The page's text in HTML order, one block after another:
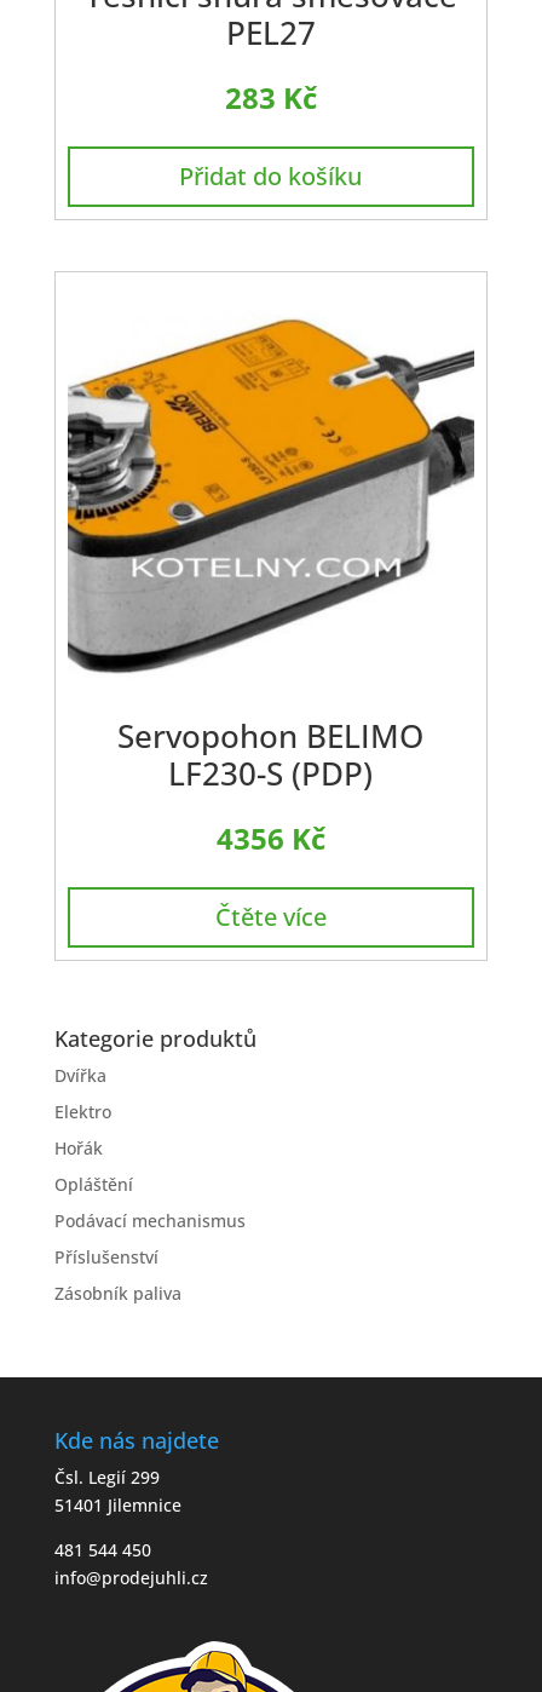
PEL27
283 Kč
Přidat do košíku
Servopohon BELIMO
LF230-S (PDP)
4356 Kč
Čtěte více
Kategorie produktů
Dvířka
Elektro
Hořák
Opláštění
Podávací mechanismus
Příslušenství
Zásobník paliva
Kde nás najdete
Čsl. Legií 299
51401 Jilemnice
481 544 450
info@prodejuhli.cz